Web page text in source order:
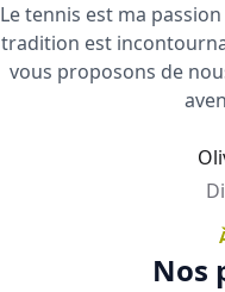
Le tennis est ma
tradition est
vous proposons de
Nos